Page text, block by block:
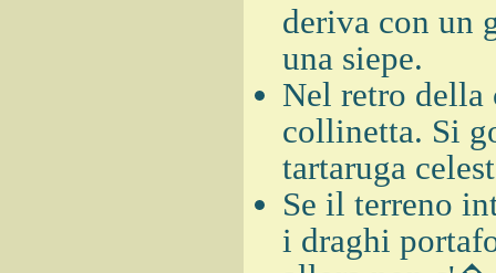
deriva con un
una siepe.
Nel retro della
collinetta. Si
tartaruga
Se il terreno
i draghi